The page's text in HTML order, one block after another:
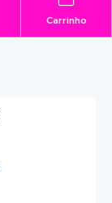
Carrinho